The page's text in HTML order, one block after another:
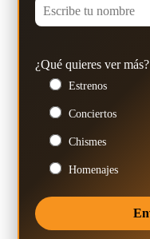
¿Qué quieres ver más?
Estrenos
Conciertos
Chismes
Homenajes